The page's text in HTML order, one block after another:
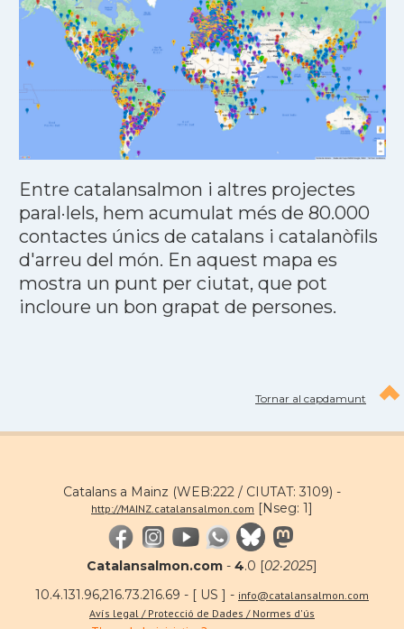
Entre catalansalmon i altres projectes
paral·lels, hem acumulat més de 80.000
contactes únics de catalans i catalanòfils
d'arreu del món. En aquest mapa es
mostra un punt per ciutat, que pot
incloure un bon grapat de persones.
Tornar al capdamunt
Catalans a Mainz (WEB:222 / CIUTAT: 3109) -
http://MAINZ.catalansalmon.com [Nseg: 1]
Catalansalmon.com - 4.0 [02·2025]
10.4.131.96,216.73.216.69 - [ US ] - info@catalansalmon.com
Avís legal / Protecció de Dades / Normes d'ús